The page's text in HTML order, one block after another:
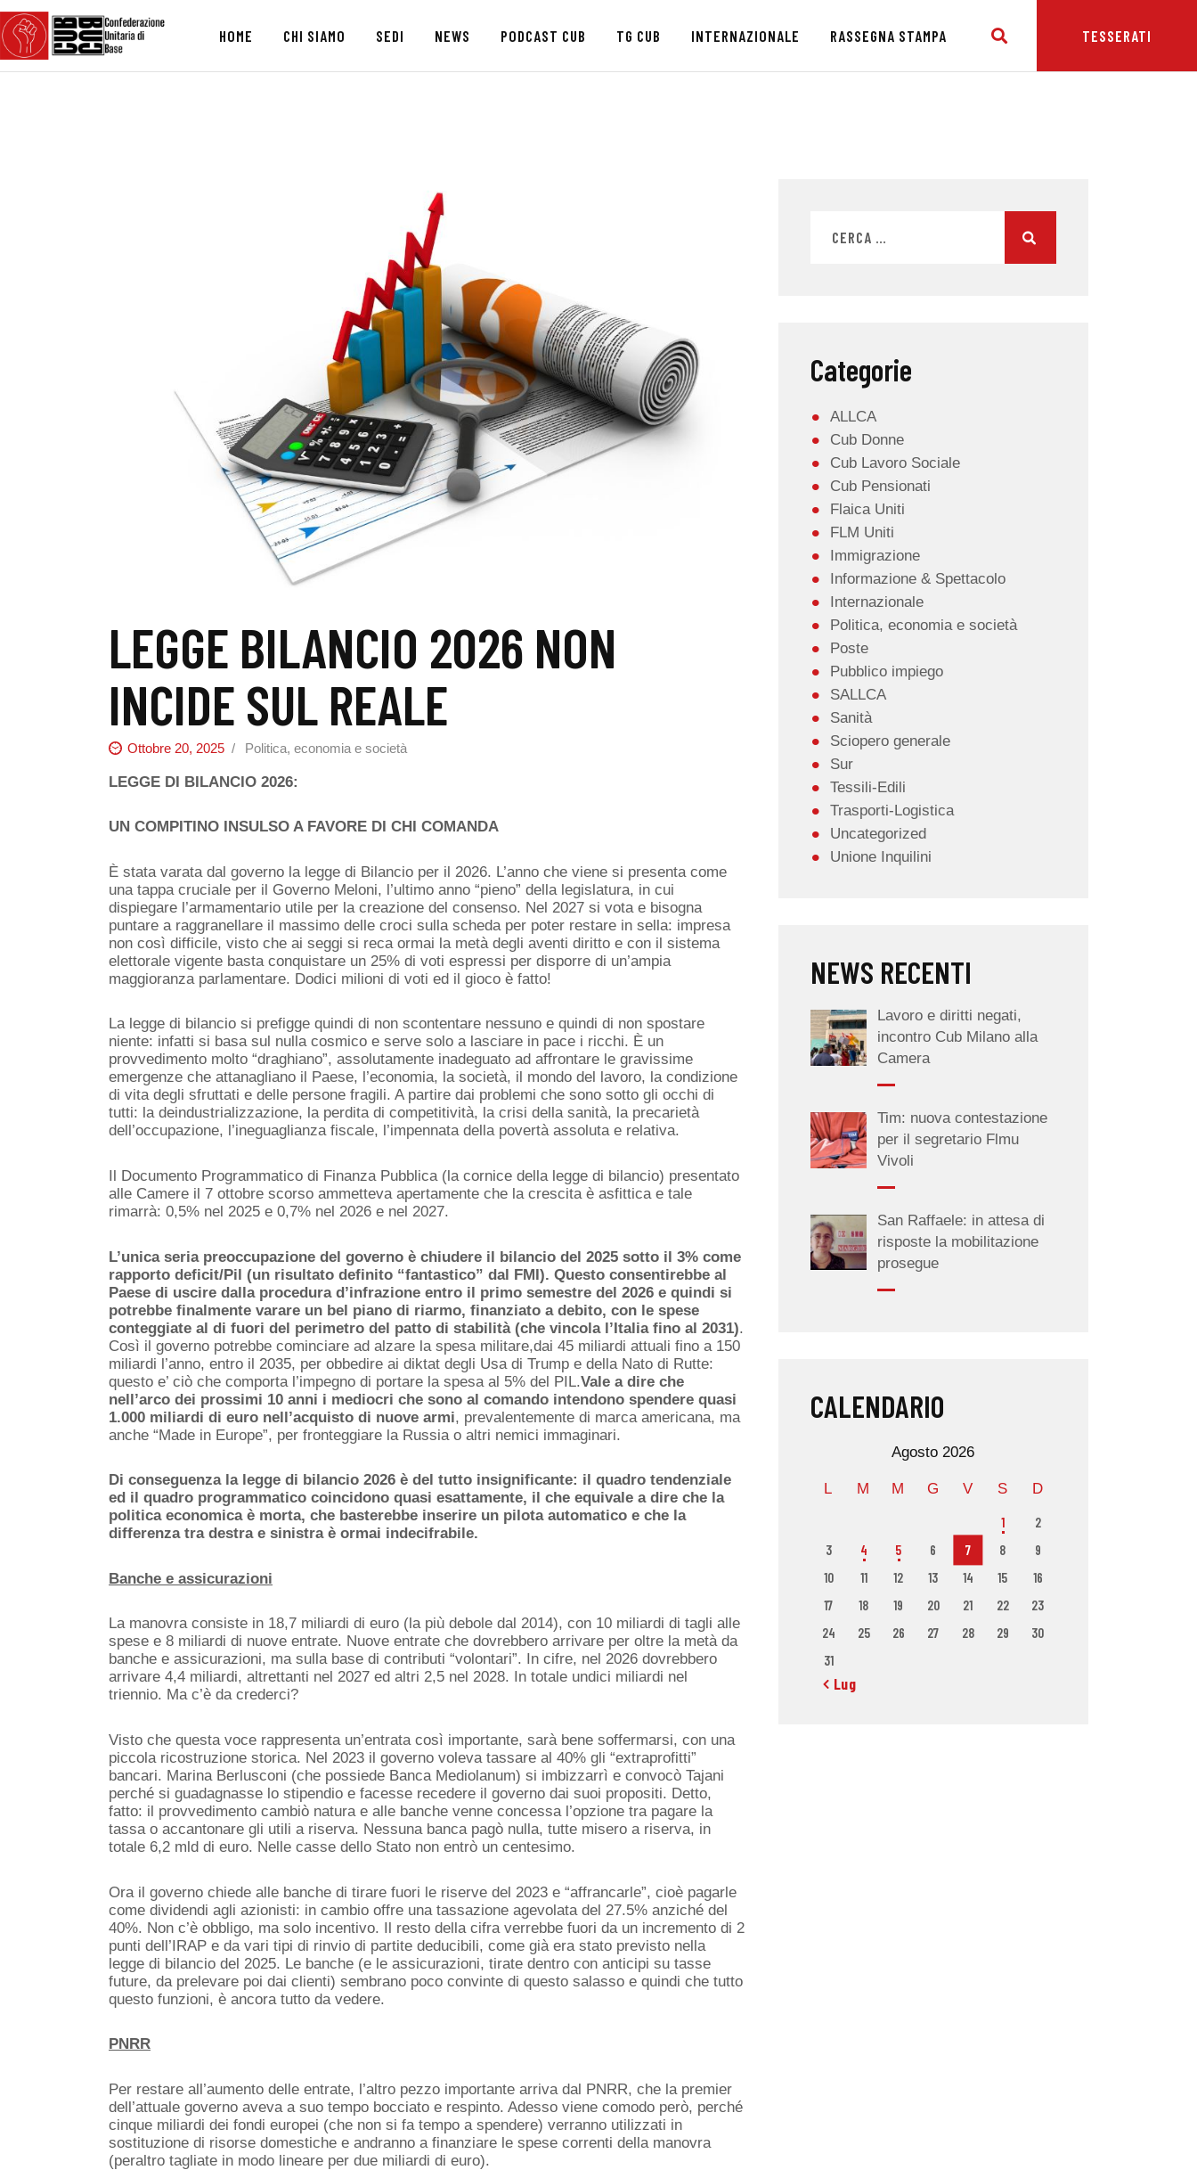
HOME CHI SIAMO SEDI NEWS PODCAST CUB TG CUB INTERNAZIONALE RASSEGNA STAMPA TESSERATI
HOME
CHI SIAMO
PODCAST CUB
TG CUB
INTERNAZIONALE
RASSEGNA STAMPA
LEGGE BILANCIO 2026 NON
INCIDE SUL REALE
Ottobre 20, 2025 Politica, economia e società
LEGGE DI BILANCIO 2026:
UN COMPITINO INSULSO A FAVORE DI CHI COMANDA
È stata varata dal governo la legge di Bilancio per il 2026. L’anno che viene si presenta come
una tappa cruciale per il Governo Meloni, l’ultimo anno “pieno” della legislatura, in cui
dispiegare l’armamentario utile per la creazione del consenso. Nel 2027 si vota e bisogna
puntare a raggranellare il massimo delle croci sulla scheda per poter restare in sella: impresa
non così difficile, visto che ai seggi si reca ormai la metà degli aventi diritto e con il sistema
elettorale vigente basta conquistare un 25% di voti espressi per disporre di un’ampia
maggioranza parlamentare. Dodici milioni di voti ed il gioco è fatto!
La legge di bilancio si prefigge quindi di non scontentare nessuno e quindi di non spostare
niente: infatti si basa sul nulla cosmico e serve solo a lasciare in pace i ricchi. È un
provvedimento molto “draghiano”, assolutamente inadeguato ad affrontare le gravissime
emergenze che attanagliano il Paese, l’economia, la società, il mondo del lavoro, la condizione
di vita degli sfruttati e delle persone fragili. A partire dai problemi che sono sotto gli occhi di
tutti: la deindustrializzazione, la perdita di competitività, la crisi della sanità, la precarietà
dell’occupazione, l’ineguaglianza fiscale, l’impennata della povertà assoluta e relativa.
Il Documento Programmatico di Finanza Pubblica (la cornice della legge di bilancio) presentato
alle Camere il 7 ottobre scorso ammettevaapertamente che la crescita è asfittica e tale
rimarrà: 0,5% nel 2025 e 0,7% nel 2026 e nel 2027.
L’unicaseriapreoccupazione del governo è chiudere il bilancio del 2025 sotto il 3% come
rapporto deficit/Pil (un risultato definito “fantastico” dal FMI). Questo consentirebbe al
Paese di uscire dalla procedura d’infrazione entro il primo semestre del 2026 e quindi si
potrebbe finalmente varare un bel piano di riarmo, finanziato a debito, con le spese
conteggiate al di fuori del perimetro del patto di stabilità (che vincolal’Italiafino al 2031).
Così il governo potrebbe cominciare ad alzare la spesa militare,dai 45 miliardi attuali fino a 150
miliardi l’anno, entro il 2035, per obbedire ai diktat degli Usa di Trump e della Nato di Rutte:
questo e’ ciò che comporta l’impegno di portare la spesa al 5% del PIL.Vale a dire che
nell’arco dei prossimi 10 anni i mediocri che sono al comando intendono spendere quasi
1.000 miliardi di euro nell’acquisto di nuove armi, prevalentemente di marca americana, ma
anche “Made in Europe”, per fronteggiare la Russia o altri nemici immaginari.
Di conseguenza la legge di bilancio 2026 è del tutto insignificante: il quadro tendenziale
ed il quadro programmatico coincidono quasi esattamente, il che equivale a dire che la
politica economica è morta, che basterebbe inserire un pilota automatico e che la
differenza tra destra e sinistra è ormai indecifrabile.
Banche e assicurazioni
La manovra consiste in 18,7 miliardi di euro (la più debole dal 2014), con 10 miliardi di tagli alle
spese e 8 miliardi di nuove entrate. Nuove entrate che dovrebbero arrivare per oltre lametà da
banche e assicurazioni, masulla base di contributi “volontari”. In cifre, nel 2026 dovrebbero
arrivare 4,4 miliardi, altrettanti nel 2027 ed altri 2,5 nel 2028. In totale undici miliardi nel
triennio. Ma c’è da crederci?
Visto che questa voce rappresenta un’entrata così importante, sarà bene soffermarsi, con una
piccola ricostruzione storica. Nel 2023 il governo voleva tassare al 40% gli “extraprofitti”
bancari. Marina Berlusconi (che possiede Banca Mediolanum) si imbizzarrì e convocò Tajani
perché si guadagnasse lo stipendio e facesse recedere il governo dai suoi propositi. Detto,
fatto: il provvedimento cambiò natura e alle banche venne concessa l’opzione tra pagare la
tassa o accantonare gli utili a riserva. Nessuna banca pagò nulla, tutte misero a riserva, in
totale 6,2 mld di euro. Nelle casse dello Stato non entrò un centesimo.
Ora il governo chiede alle banche di tirare fuori le riserve del 2023 e “affrancarle”, cioè pagarle
come dividendi agli azionisti: in cambio offre una tassazione agevolata del 27.5% anziché del
40%. Non c’è obbligo, ma solo incentivo. Il resto della cifra verrebbe fuori da un incremento di 2
punti dell’IRAP e da vari tipi di rinvio di partite deducibili, come già era stato previsto nella
legge di bilancio del 2025. Le banche (e le assicurazioni, tirate dentro con anticipi su tasse
future, da prelevare poi dai clienti) sembrano poco convinte di questo salasso e quindi che tutto
questo funzioni, è ancora tutto da vedere.
PNRR
Per restare all’aumento delle entrate, l’altro pezzo importante arriva dal PNRR, che la premier
dell’attuale governo aveva a suo tempo bocciato e respinto. Adesso viene comodo però, perché
cinque miliardi dei fondi europei (che non si fa tempo a spendere) verranno utilizzati in
sostituzione di risorse domestiche e andranno a finanziare le spese correnti della manovra
(peraltro tagliate in modo lineare per due miliardi di euro).
Categorie
ALLCA
Cub Donne
Cub Lavoro Sociale
Cub Pensionati
Flaica Uniti
FLM Uniti
Immigrazione
Informazione & Spettacolo
Internazionale
Politica, economia e società
Poste
Pubblico impiego
SALLCA
Sanità
Sciopero generale
Sur
Tessili-Edili
Trasporti-Logistica
Uncategorized
Unione Inquilini
NEWS RECENTI
Lavoro e diritti negati,
incontro Cub Milano alla
Camera
Tim: nuova contestazione
per il segretario Flmu
Vivoli
San Raffaele: in attesa di
risposte la mobilitazione
prosegue
CALENDARIO
Agosto 2026
L M M G V S D
1
2
3
4 5 6 7 8
9
10
11 12 13 14 15
16
17
18 19 20 21 22
23
24
25 26 27 28 29
30
31
« Lug